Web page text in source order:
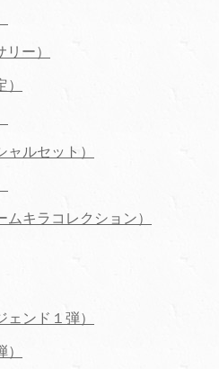
ー）
ルセット）
キラコレクション）
ンド１弾）